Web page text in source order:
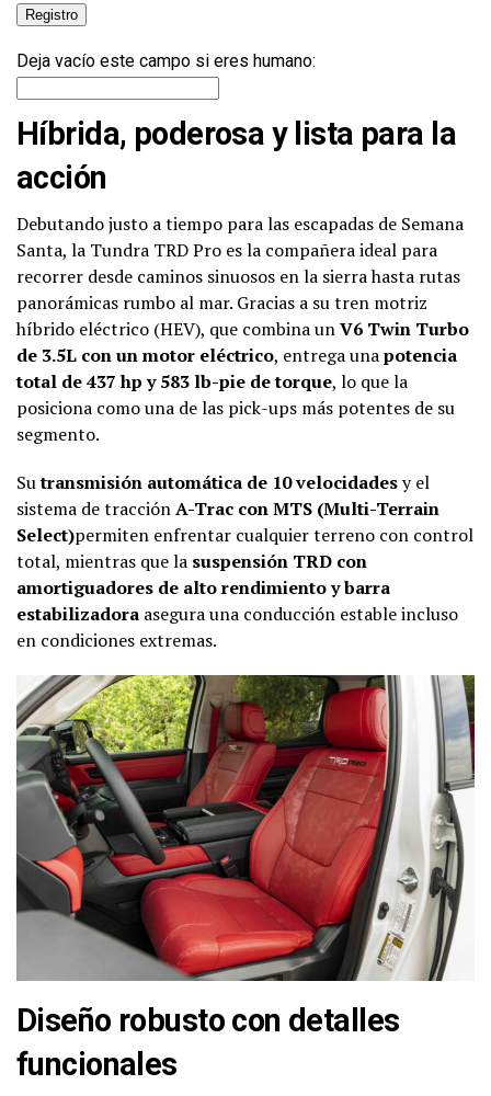
Deja vacío este campo si eres humano:
Híbrida, poderosa y lista para la
acción
Debutando justo a tiempo para las escapadas de Semana
Santa, la Tundra TRD Pro es la compañera ideal para
recorrer desde caminos sinuosos en la sierra hasta rutas
panorámicas rumbo al mar. Gracias a su tren motriz
híbrido eléctrico (HEV), que combina unV6 Twin Turbo
de 3.5L con un motor eléctrico, entrega unapotencia
total de 437 hp y 583 lb-pie de torque, lo que la
posiciona como una de las pick-ups más potentes de su
segmento.
Sutransmisión automática de 10 velocidadesy el
sistema de tracciónA-Trac con MTS (Multi-Terrain
Select)permiten enfrentar cualquier terreno con control
total, mientras que la suspensión TRD con
amortiguadores de alto rendimiento y barra
estabilizadora asegura una conducción estable incluso
en condiciones extremas.
Diseño robusto con detalles
funcionales